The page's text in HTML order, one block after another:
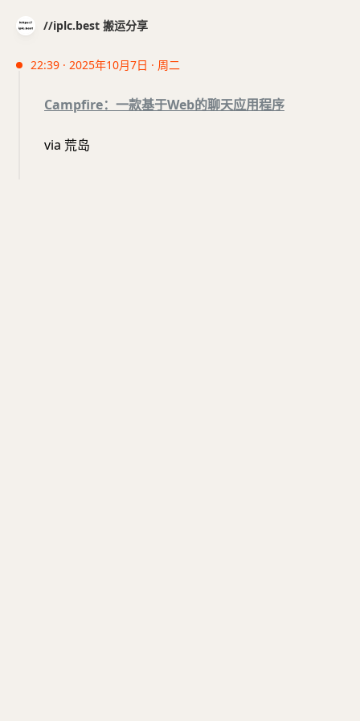
//iplc.best 搬运分享
22:39 · 2025年10月7日 · 周二
Campfire：一款基于Web的聊天应用程序
via 荒岛